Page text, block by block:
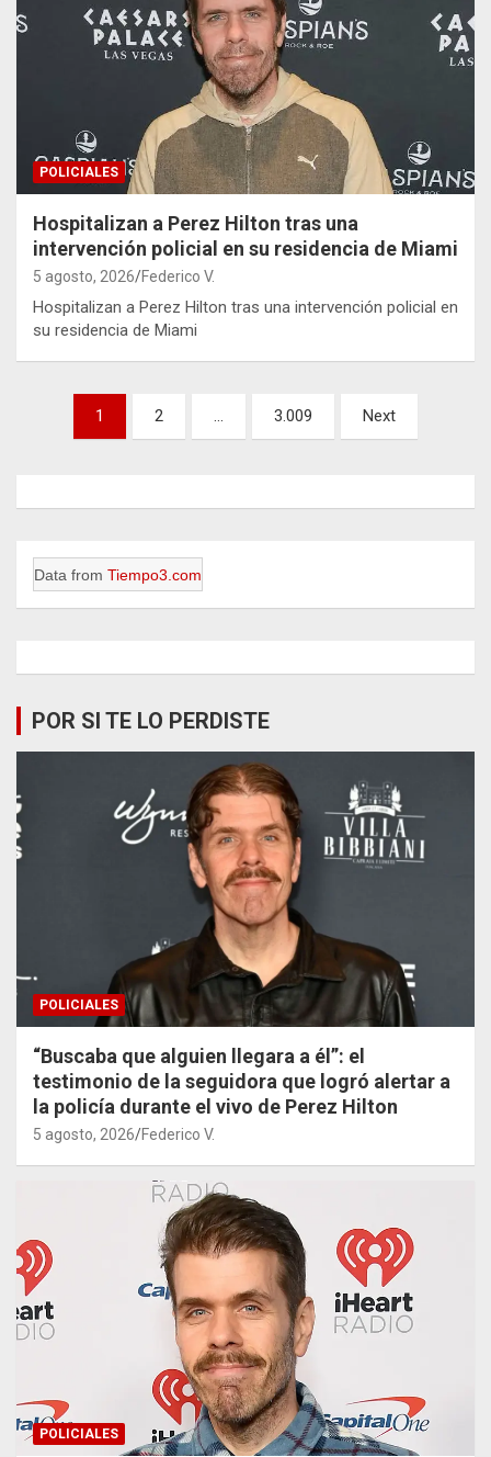
POLICIALES
Hospitalizan a Perez Hilton tras una
intervención policial en su residencia de Miami
5 agosto, 2026 Federico V.
Hospitalizan a Perez Hilton tras una intervención policial en
su residencia de Miami
Paginación
1 2 … 3.009 Next
Data from Tiempo3.com
POR SI TE LO PERDISTE
POLICIALES
“Buscaba que alguien llegara a él”: el
testimonio de la seguidora que logró alertar a
la policía durante el vivo de Perez Hilton
5 agosto, 2026 Federico V.
POLICIALES